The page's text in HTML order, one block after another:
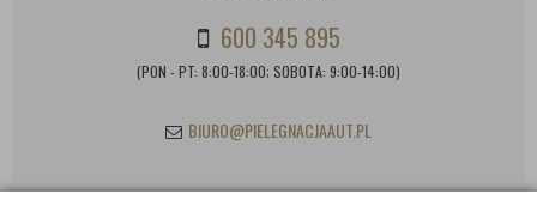
600 345 895
(PON - PT: 8:00-18:00; SOBOTA: 9:00-14:00)
BIURO@PIELEGNACJAAUT.PL